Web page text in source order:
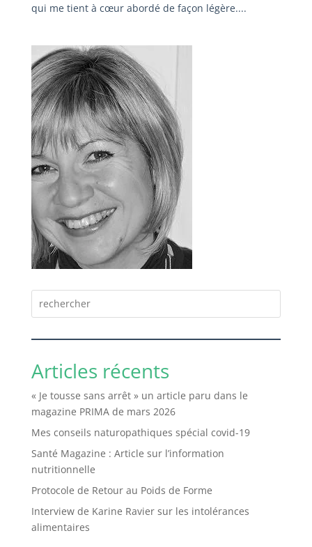
qui me tient à cœur abordé de façon légère....
Articles récents
« Je tousse sans arrêt » un article paru dans le
magazine PRIMA de mars 2026
Mes conseils naturopathiques spécial covid-19
Santé Magazine : Article sur l’information
nutritionnelle
Protocole de Retour au Poids de Forme
Interview de Karine Ravier sur les intolérances
alimentaires